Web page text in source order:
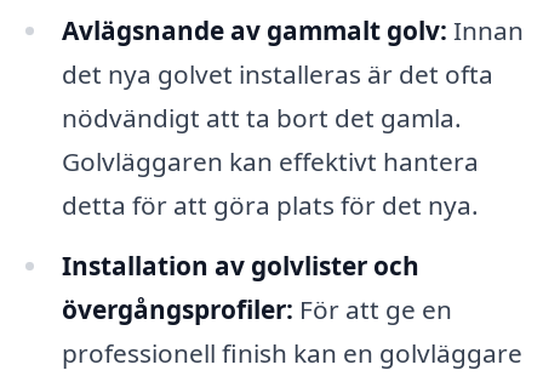
Avlägsnande av gammalt golv: Innan
det nya golvet installeras är det ofta
nödvändigt att ta bort det gamla.
Golvläggaren kan effektivt hantera
detta för att göra plats för det nya.
Installation av golvlister och
övergångsprofiler: För att ge en
professionell finish kan en golvläggare